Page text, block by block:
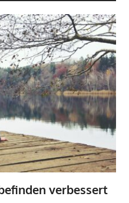
verbessert